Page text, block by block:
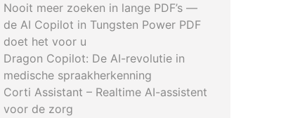
Nooit meer zoeken in lange PDF’s —
de AI Copilot in Tungsten Power PDF
doet het voor u
Dragon Copilot: De AI-revolutie in
medische spraakherkenning
Corti Assistant – Realtime AI-assistent
voor de zorg